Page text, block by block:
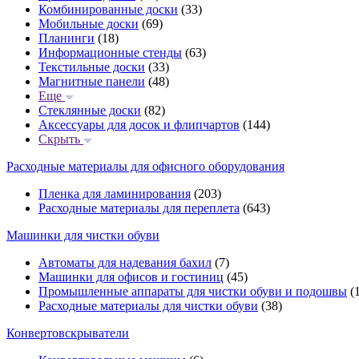
Комбинированные доски (33)
Мобильные доски (69)
Планинги (18)
Информационные стенды (63)
Текстильные доски (33)
Магнитные панели (48)
Еще
Стеклянные доски (82)
Аксессуары для досок и флипчартов (144)
Скрыть
Расходные материалы для офисного оборудования
Пленка для ламинирования (203)
Расходные материалы для переплета (643)
Машинки для чистки обуви
Автоматы для надевания бахил (7)
Машинки для офисов и гостиниц (45)
Промышленные аппараты для чистки обуви и подошвы
Расходные материалы для чистки обуви (38)
Конвертовскрыватели